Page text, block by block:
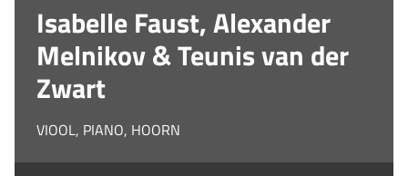
Isabelle Faust, Alexander
Melnikov & Teunis van der
Zwart
VIOOL, PIANO, HOORN